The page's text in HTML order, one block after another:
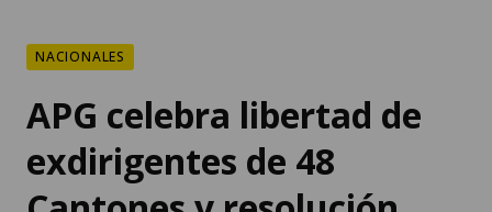
APG celebra libertad de
exdirigentes de 48
Cantones y resolución
favorable para Zamora